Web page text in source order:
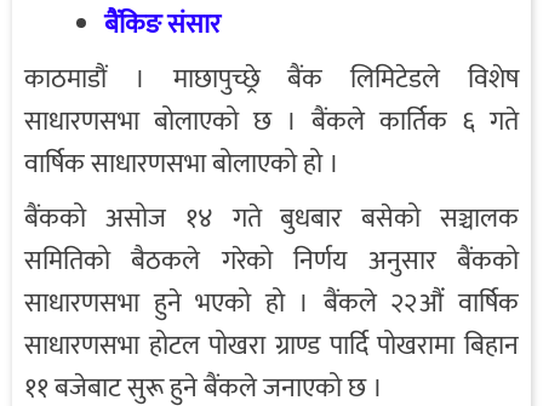
बैंकिङ संसार
काठमाडौं । माछापुच्छ्रे बैंक लिमिटेडले विशेष
साधारणसभा बोलाएको छ । बैंकले कार्तिक ६ गते
वार्षिक साधारणसभा बोलाएको हो ।
बैंकको असोज १४ गते बुधबार बसेको सञ्चालक
समितिको बैठकले गरेको निर्णय अनुसार बैंकको
साधारणसभा हुने भएको हो । बैंकले २२औंं वार्षिक
साधारणसभा होटल पोखरा ग्राण्ड पार्दि पोखरामा बिहान
११ बजेबाट सुरू हुने बैंकले जनाएको छ ।